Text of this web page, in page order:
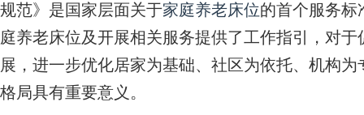
规范》是国家层面关于家庭养老床位的首个服务标
庭养老床位及开展相关服务提供了工作指引，对
展，进一步优化居家为基础、社区为依托、机构
格局具有重要意义。